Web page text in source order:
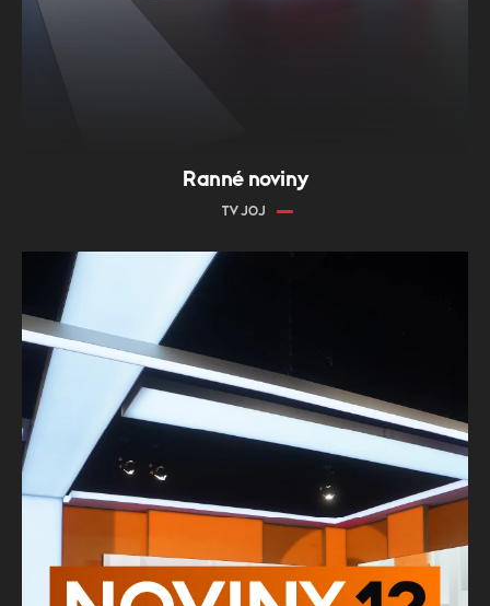
Ranné noviny
TV JOJ